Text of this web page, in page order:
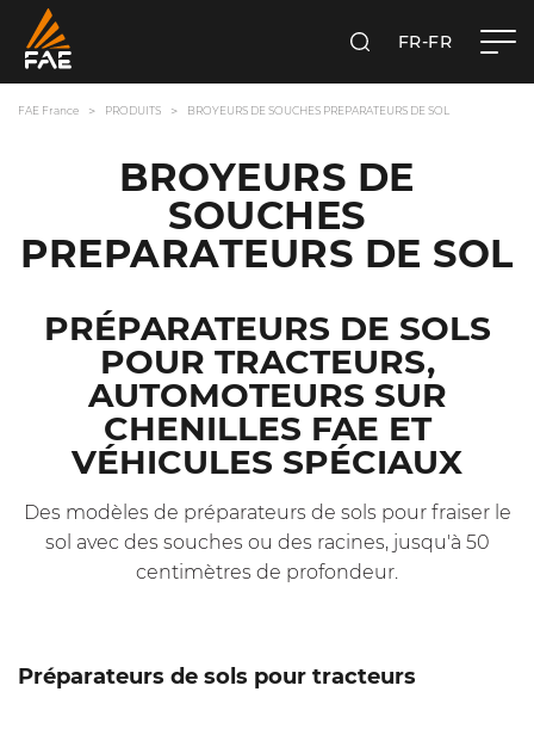
RECHERCHER
FR-FR
FAE France PRODUITS BROYEURS DE SOUCHES PREPARATEURS DE SOL
BROYEURS DE
SOUCHES
PREPARATEURS DE SOL
PRÉPARATEURS DE SOLS
POUR TRACTEURS,
AUTOMOTEURS SUR
CHENILLES FAE ET
VÉHICULES SPÉCIAUX
Des modèles de préparateurs de sols pour fraiser le
sol avec des souches ou des racines, jusqu'à 50
centimètres de profondeur.
Préparateurs de sols pour tracteurs